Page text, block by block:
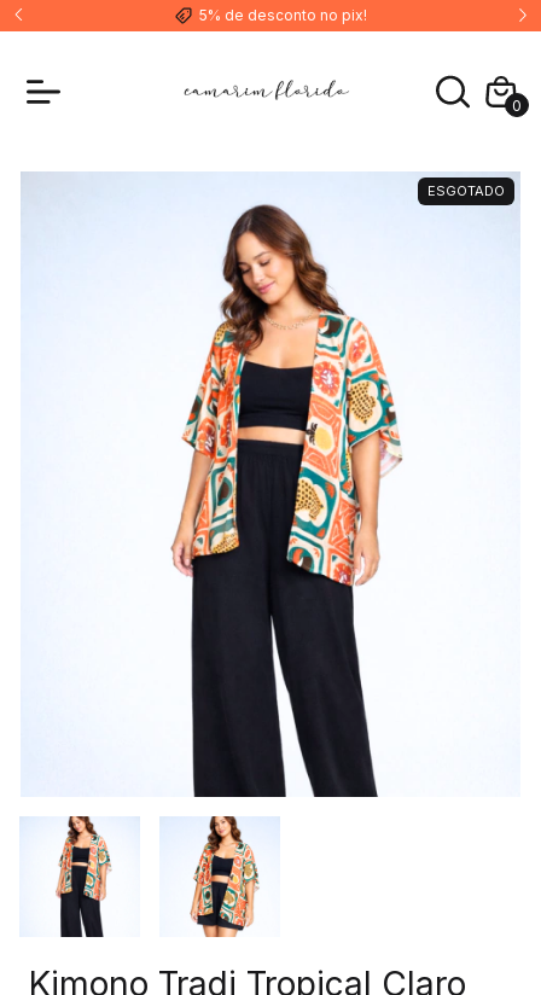
5% de desconto no pix!
0
ESGOTADO
Kimono Tradi Tropical Claro